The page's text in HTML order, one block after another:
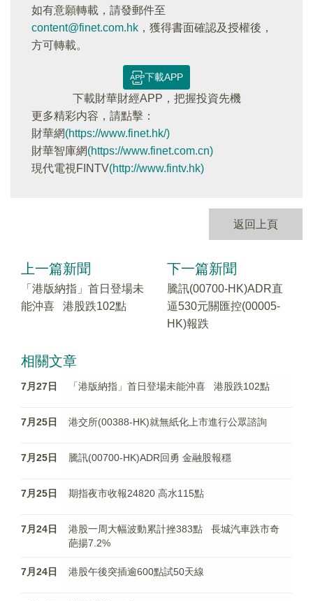
如有意願轉載，請發郵件至
content@finet.com.hk ，獲得書面確認及授權後，
方可轉載。
下載APP
下載財華財經APP，把握投資先機
更多精彩内容，請點擊：
財華網(https://www.finet.hk/)
財華智庫網(https://www.finet.com.cn)
現代電視FINTV(http://www.fintv.hk)
返回上頁
上一篇新聞
「港版納指」首日登場未
能沖喜 港股跌102點
下一篇新聞
騰訊(00700-HK)ADR直
逼530元關匯控(00005-
HK)報跌
相關文章
7月27日 「港版納指」首日登場未能沖喜 港股跌102點
7月25日 港交所(00388-HK)就無紙化上市進行公眾諮詢
7月25日 騰訊(00700-HK)ADR回勇 金融股報穩
7月25日 期指夜市收報24820 高水115點
7月24日
港股一周大幅波動累計挫383點 長城汽車跌市奇
葩揚7.2%
7月24日 港股午後突插逾600點試50天線